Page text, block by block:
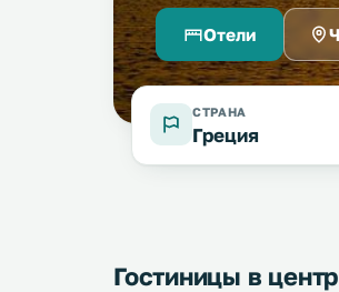
Отели
СТРАНА
Греция
Гостиницы в